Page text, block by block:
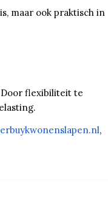
maar ook praktisch in
flexibiliteit te
,